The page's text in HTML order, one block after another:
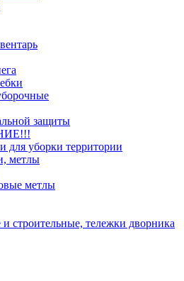
защиты
для уборки территории
метлы
метлы
строительные, тележки дворника